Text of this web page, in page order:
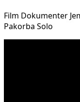
Film Dokumenter
Pakorba Solo